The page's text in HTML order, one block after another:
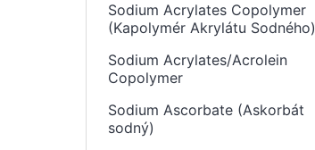
Sodium Acrylates Copolymer
(Kapolymér Akrylátu Sodného)
Sodium Acrylates/Acrolein
Copolymer
Sodium Ascorbate (Askorbát
sodný)